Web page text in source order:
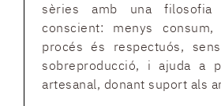
sèries amb una filosofia
conscient: menys
procés és respectuós,
sobreproducció, i ajuda a
artesanal, donant suport als